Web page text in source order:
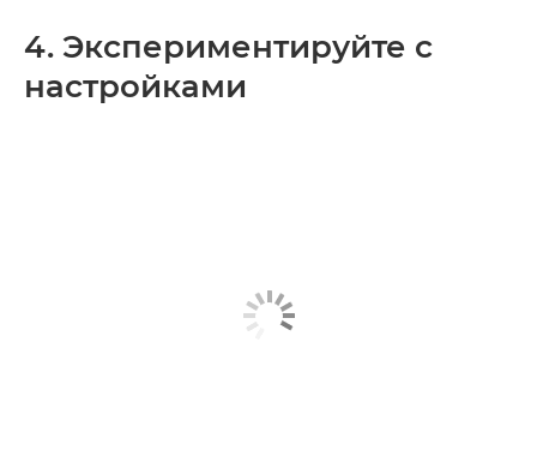
4. Экспериментируйте с
настройками